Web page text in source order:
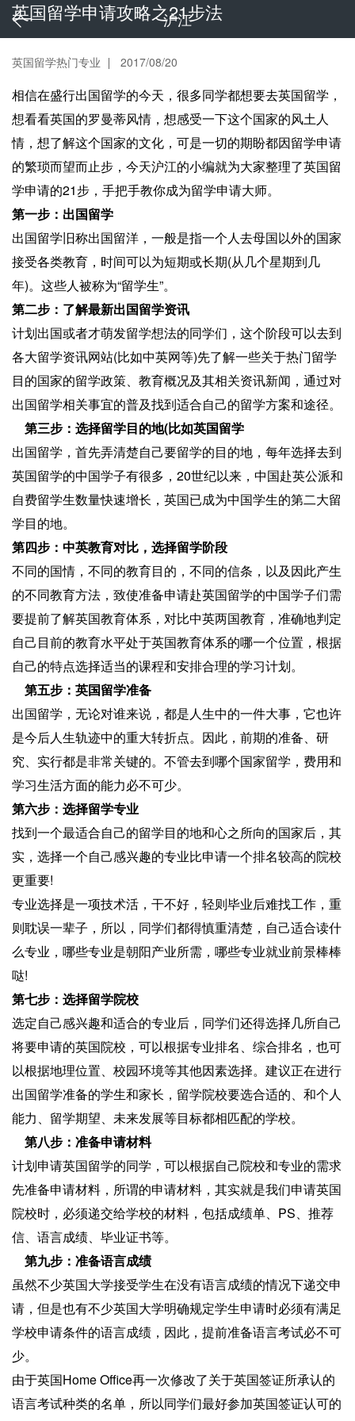
沪江
英国留学申请攻略之21步法
英国留学热门专业 2017/08/20
相信在盛行出国留学的今天，很多同学都想要去英国留学，
想看看英国的罗曼蒂风情，想感受一下这个国家的风土人
情，想了解这个国家的文化，可是一切的期盼都因留学申请
的繁琐而望而止步，今天沪江的小编就为大家整理了英国留
学申请的21步，手把手教你成为留学申请大师。
第一步：出国留学
出国留学旧称出国留洋，一般是指一个人去母国以外的国家
接受各类教育，时间可以为短期或长期(从几个星期到几
年)。这些人被称为“留学生”。
第二步：了解最新出国留学资讯
计划出国或者才萌发留学想法的同学们，这个阶段可以去到
各大留学资讯网站(比如中英网等)先了解一些关于热门留学
目的国家的留学政策、教育概况及其相关资讯新闻，通过对
出国留学相关事宜的普及找到适合自己的留学方案和途径。
第三步：选择留学目的地(比如英国留学
出国留学，首先弄清楚自己要留学的目的地，每年选择去到
英国留学的中国学子有很多，20世纪以来，中国赴英公派和
自费留学生数量快速增长，英国已成为中国学生的第二大留
学目的地。
第四步：中英教育对比，选择留学阶段
不同的国情，不同的教育目的，不同的信条，以及因此产生
的不同教育方法，致使准备申请赴英国留学的中国学子们需
要提前了解英国教育体系，对比中英两国教育，准确地判定
自己目前的教育水平处于英国教育体系的哪一个位置，根据
自己的特点选择适当的课程和安排合理的学习计划。
第五步：英国留学准备
出国留学，无论对谁来说，都是人生中的一件大事，它也许
是今后人生轨迹中的重大转折点。因此，前期的准备、研
究、实行都是非常关键的。不管去到哪个国家留学，费用和
学习生活方面的能力必不可少。
第六步：选择留学专业
找到一个最适合自己的留学目的地和心之所向的国家后，其
实，选择一个自己感兴趣的专业比申请一个排名较高的院校
更重要!
专业选择是一项技术活，干不好，轻则毕业后难找工作，重
则耽误一辈子，所以，同学们都得慎重清楚，自己适合读什
么专业，哪些专业是朝阳产业所需，哪些专业就业前景棒棒
哒!
第七步：选择留学院校
选定自己感兴趣和适合的专业后，同学们还得选择几所自己
将要申请的英国院校，可以根据专业排名、综合排名，也可
以根据地理位置、校园环境等其他因素选择。建议正在进行
出国留学准备的学生和家长，留学院校要选合适的、和个人
能力、留学期望、未来发展等目标都相匹配的学校。
第八步：准备申请材料
计划申请英国留学的同学，可以根据自己院校和专业的需求
先准备申请材料，所谓的申请材料，其实就是我们申请英国
院校时，必须递交给学校的材料，包括成绩单、PS、推荐
信、语言成绩、毕业证书等。
第九步：准备语言成绩
虽然不少英国大学接受学生在没有语言成绩的情况下递交申
请，但是也有不少英国大学明确规定学生申请时必须有满足
学校申请条件的语言成绩，因此，提前准备语言考试必不可
少。
由于英国Home Office再一次修改了关于英国签证所承认的
语言考试种类的名单，所以同学们最好参加英国签证认可的